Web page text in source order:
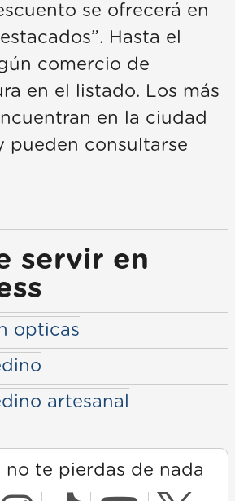
se ofrecerá en
Hasta el
comercio de
en el listado. Los más
en la ciudad
pueden consultarse
servir en
opticas
artesanal
no te pierdas de nada